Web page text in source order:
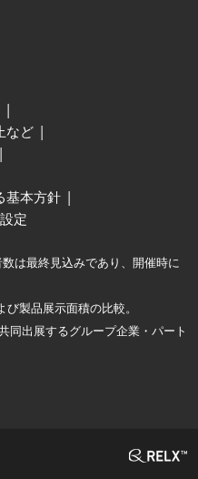
など
基本方針
定
は最終見込みであり、開催時に
製品展示面積の比較。
同出展するグループ企業・パート